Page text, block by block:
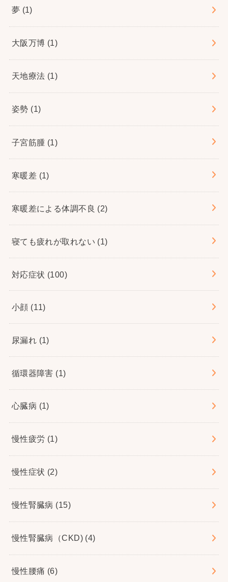
夢 (1)
大阪万博 (1)
天地療法 (1)
姿勢 (1)
子宮筋腫 (1)
寒暖差 (1)
寒暖差による体調不良 (2)
寝ても疲れが取れない (1)
対応症状 (100)
小顔 (11)
尿漏れ (1)
循環器障害 (1)
心臓病 (1)
慢性疲労 (1)
慢性症状 (2)
慢性腎臓病 (15)
慢性腎臓病（CKD) (4)
慢性腰痛 (6)